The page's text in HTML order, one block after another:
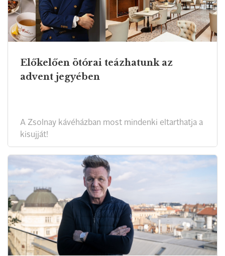
Előkelően ötórai teázhatunk az
advent jegyében
A Zsolnay kávéházban most mindenki eltarthatja a
kisujját!